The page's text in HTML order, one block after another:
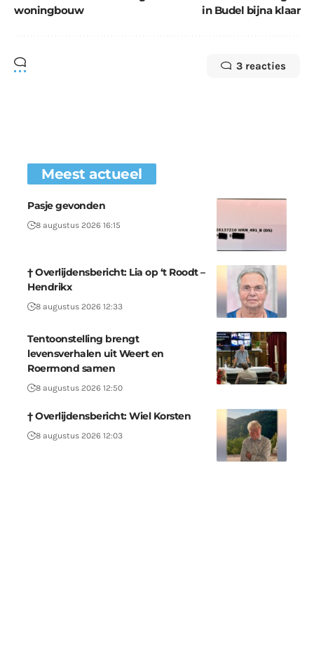
woningbouw
in Budel bijna klaar
3 reacties
Meest actueel
Pasje gevonden
8 augustus 2026 16:15
† Overlijdensbericht: Lia op ‘t Roodt –
Hendrikx
8 augustus 2026 12:33
Tentoonstelling brengt
levensverhalen uit Weert en
Roermond samen
8 augustus 2026 12:50
† Overlijdensbericht: Wiel Korsten
8 augustus 2026 12:03